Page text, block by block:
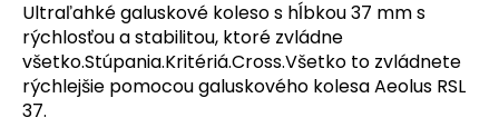
Ultraľahké galuskové koleso s hĺbkou 37 mm s
rýchlosťou a stabilitou, ktoré zvládne
všetko.Stúpania.Kritériá.Cross.Všetko to zvládnete
rýchlejšie pomocou galuskového kolesa Aeolus RSL
37.
a
m
e